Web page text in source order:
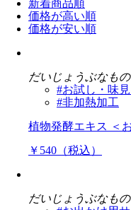
新着商品順
価格が高い順
価格が安い順
だいじょうぶなもの
#お試し・味
#非加熱加工
植物発酵エキス ＜
￥540（税込）
だいじょうぶなもの